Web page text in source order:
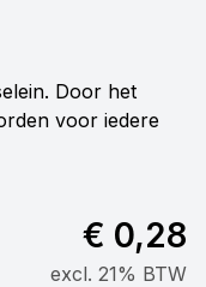
Door het
voor iedere
€ 0,28
excl. 21% BTW